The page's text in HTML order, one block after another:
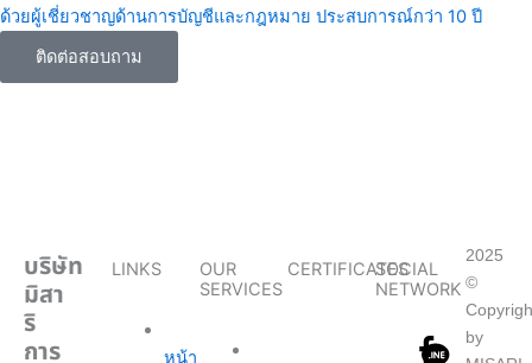
ด้วยผู้เชี่ยวชาญด้านการบัญชีและกฎหมาย ประสบการณ์กว่า 10 ปี
ติดต่อสอบถาม
บริษัท
มิสา
ริ
การ
LINKS
หน้า
OUR
SERVICES
CERTIFICATES
SOCIAL
NETWORK
2025
©
by